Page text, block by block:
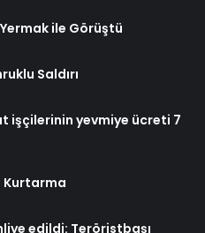
ile Görüştü
Saldırı
işçilerinin yevmiye ücreti 7
Kurtarma
edildi: Teröristbaşı